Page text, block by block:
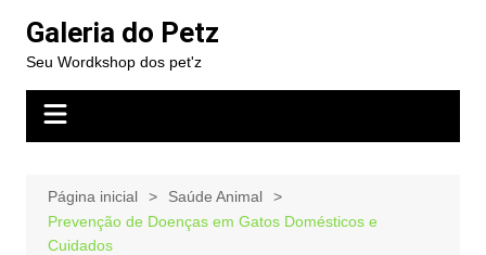
para
conteúdo
Galeria do Petz
Seu Wordkshop dos pet'z
Página inicial
Saúde Animal
Prevenção de Doenças em Gatos Domésticos e
Cuidados